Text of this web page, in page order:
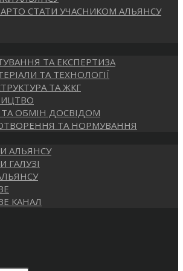
СТАТИ УЧАСНИКОМ АЛЬЯНСУ
ТА ЕКСПЕРТИЗА
ТА ТЕХНОЛОГІЇ
ТА ЖКГ
ТА ОБМІН ДОСВІДОМ
ТА НОРМУВАННЯ
АЛЬЯНСУ
ГАЛУЗІ
КАНАЛ